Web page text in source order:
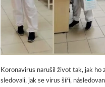
Koronavirus narušil život tak, jak ho
sledovali, jak se virus šíří,